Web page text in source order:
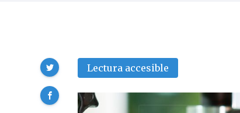
Lectura accesible
Compartir